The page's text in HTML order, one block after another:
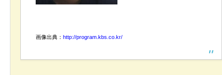
画像出典： http://program.kbs.co.kr/